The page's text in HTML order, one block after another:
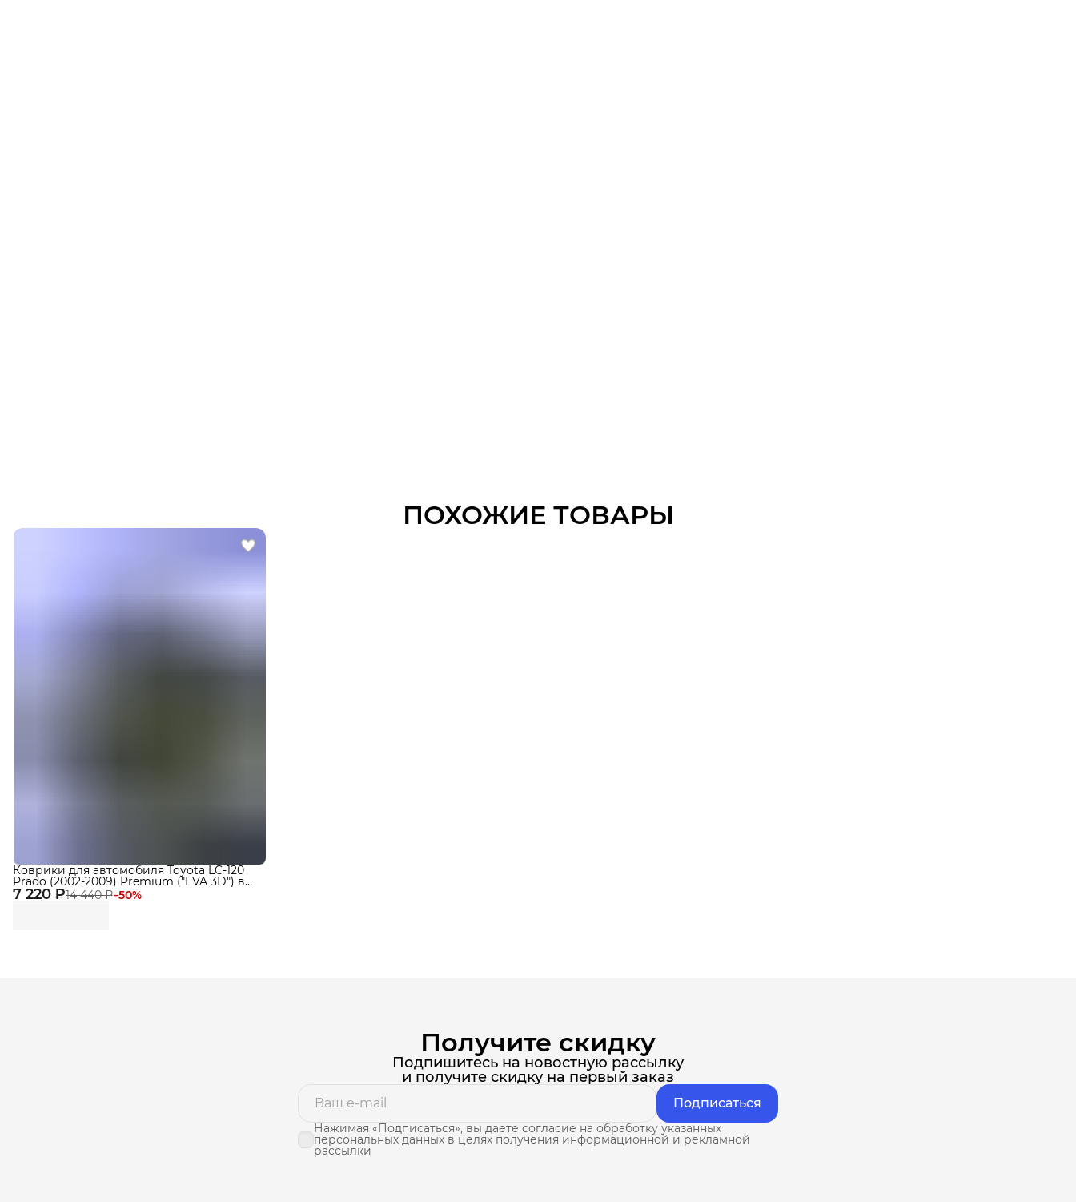
ПОХОЖИЕ ТОВАРЫ
7 220 ₽14 440 ₽−50%
Коврики для автомобиля Toyota LC-120
Prado (2002-2009) Premium ("EVA 3D") в
cалон
Получите скидку
Подпишитесь на новостную рассылку
и получите скидку на первый заказ
Подписаться
Нажимая «Подписаться», вы даете согласие на обработку указанных
персональных данных в целях получения информационной и рекламной
рассылки